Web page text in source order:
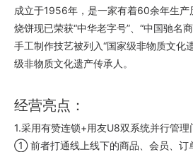
成立于1956年，是一家有着60余年生产
烧饼现已荣获“中华老字号”、“中国驰名
手工制作技艺被列入“国家级非物质文化
级非物质文化遗产传承人。
经营亮点：
1.采用有赞连锁+用友U8双系统并行管理
① 前者打通线上线下的商品、会员、订